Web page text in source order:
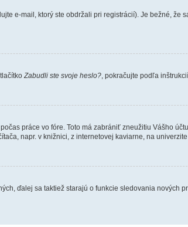
e-mail, ktorý ste obdržali pri registrácií). Je bežné, že
Zabudli ste svoje heslo? , pokračujte podľa
práce vo fóre. Toto má zabrániť zneužitiu Vášho
napr. v knižnici, z internetovej kaviarne, na univerzite
ďalej sa taktiež starajú o funkcie sledovania nových